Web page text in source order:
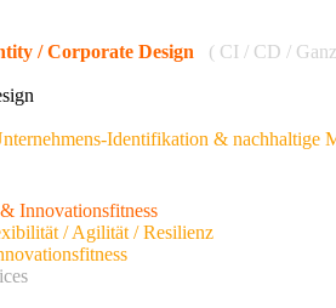
/ Corporate Design ( CI / CD /
Identifikation & nachhaltige
Innovationsfitness
/ Agilität / Resilienz